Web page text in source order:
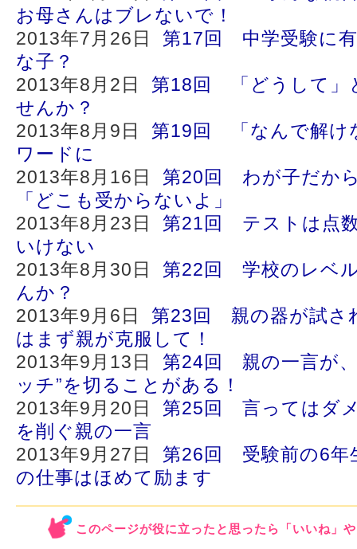
お母さんはブレないで！
2013年7月26日 第17回 中学受験に
な子？
2013年8月2日 第18回 「どうして」
せんか？
2013年8月9日 第19回 「なんで解け
ワードに
2013年8月16日 第20回 わが子だか
「どこも受からないよ」
2013年8月23日 第21回 テストは点
いけない
2013年8月30日 第22回 学校のレベ
んか？
2013年9月6日 第23回 親の器が試さ
はまず親が克服して！
2013年9月13日 第24回 親の一言が
ッチ”を切ることがある！
2013年9月20日 第25回 言ってはダ
を削ぐ親の一言
2013年9月27日 第26回 受験前の6
の仕事はほめて励ます
このページが役に立ったと思ったら「いいね」